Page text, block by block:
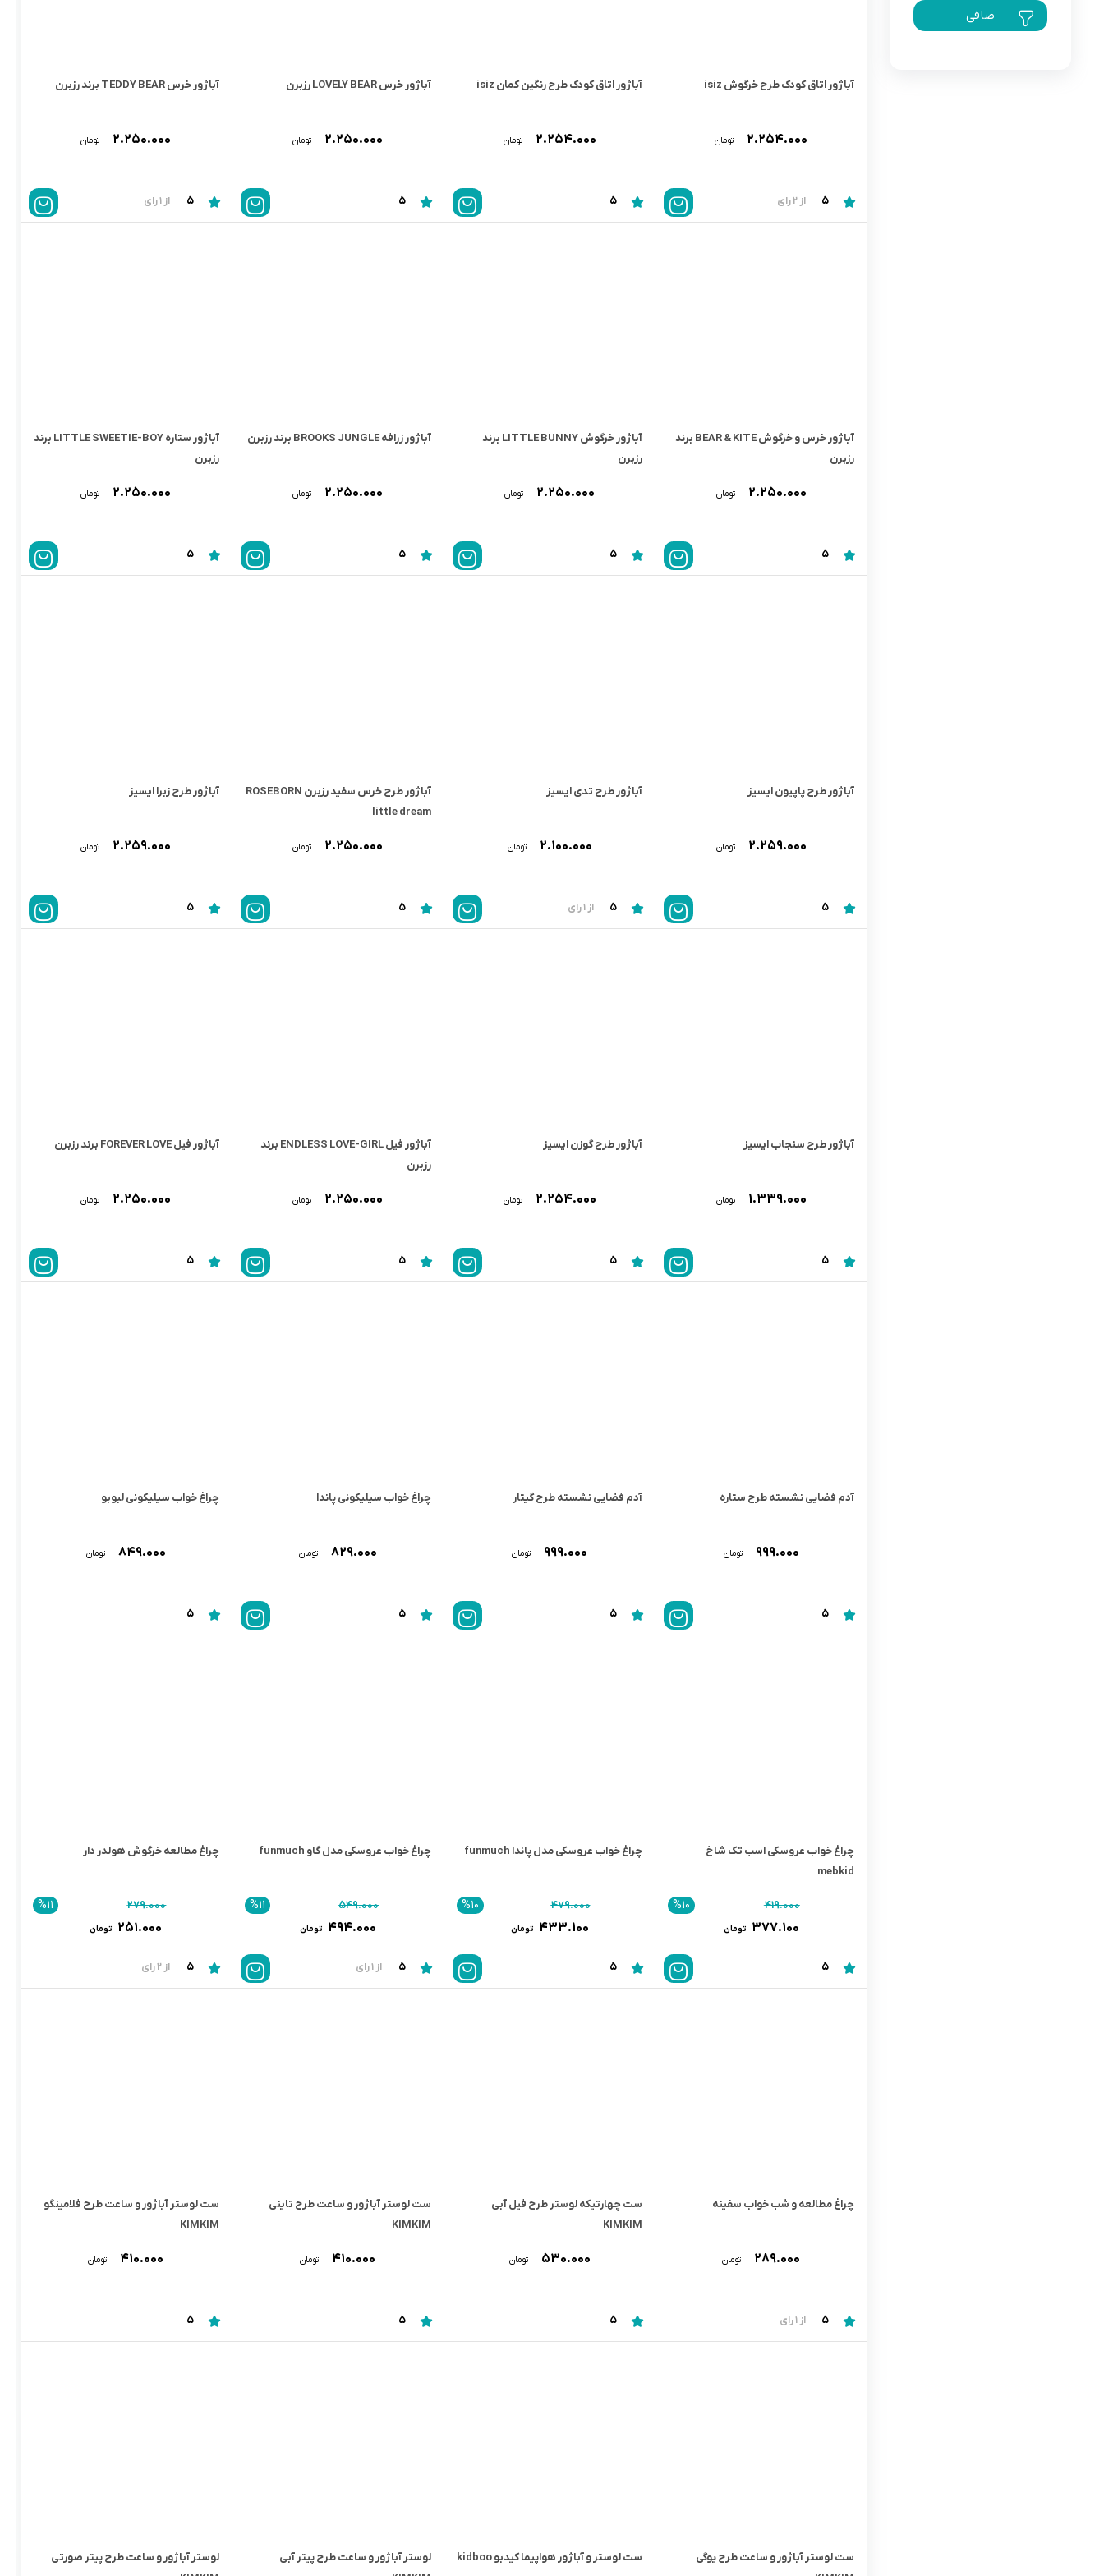
صافی
آباژور اتاق کودک طرح خرگوش isiz
۲.۲۵۴.۰۰۰ تومان
5 از 2 رای
آباژور اتاق کودک طرح رنگین کمان isiz
۲.۲۵۴.۰۰۰ تومان
5
آباژور خرس LOVELY BEAR رزبرن
۲.۲۵۰.۰۰۰ تومان
5
آباژور خرس TEDDY BEAR برند رزبرن
۲.۲۵۰.۰۰۰ تومان
5 از 1 رای
آباژور خرس و خرگوش BEAR & KITE برند
رزبرن
۲.۲۵۰.۰۰۰ تومان
5
آباژور خرگوش LITTLE BUNNY برند
رزبرن
۲.۲۵۰.۰۰۰ تومان
5
آباژور زرافه BROOKS JUNGLE برند رزبرن
۲.۲۵۰.۰۰۰ تومان
5
آباژور ستاره LITTLE SWEETIE-BOY برند
رزبرن
۲.۲۵۰.۰۰۰ تومان
5
آباژور طرح پاپیون ایسیز
۲.۲۵۹.۰۰۰ تومان
5
آباژور طرح تدی ایسیز
۲.۱۰۰.۰۰۰ تومان
5 از 1 رای
آباژور طرح خرس سفيد رزبرن ROSEBORN
little dream
۲.۲۵۰.۰۰۰ تومان
5
آباژور طرح زبرا ایسیز
۲.۲۵۹.۰۰۰ تومان
5
آباژور طرح سنجاب ایسیز
۱.۳۳۹.۰۰۰ تومان
5
آباژور طرح گوزن ایسیز
۲.۲۵۴.۰۰۰ تومان
5
آباژور فیل ENDLESS LOVE-GIRL برند
رزبرن
۲.۲۵۰.۰۰۰ تومان
5
آباژور فیل FOREVER LOVE برند رزبرن
۲.۲۵۰.۰۰۰ تومان
5
آدم فضایی نشسته طرح ستاره
۹۹۹.۰۰۰ تومان
5
آدم فضایی نشسته طرح گیتار
۹۹۹.۰۰۰ تومان
5
چراغ خواب سیلیکونی پاندا
۸۲۹.۰۰۰ تومان
5
چراغ خواب سیلیکونی لبوبو
۸۴۹.۰۰۰ تومان
5
چراغ خواب عروسکی اسب تک شاخ
mebkid
۴۱۹.۰۰۰
۳۷۷.۱۰۰ تومان
%10
5
چراغ خواب عروسکی مدل پاندا funmuch
۴۷۹.۰۰۰
۴۳۳.۱۰۰ تومان
%10
5
چراغ خواب عروسکی مدل گاو funmuch
۵۴۹.۰۰۰
۴۹۴.۰۰۰ تومان
%11
5 از 1 رای
چراغ مطالعه خرگوش هولدر دار
۲۷۹.۰۰۰
۲۵۱.۰۰۰ تومان
%11
5 از 2 رای
چراغ مطالعه و شب خواب سفینه
۲۸۹.۰۰۰ تومان
5 از 1 رای
ست چهارتیکه لوستر طرح فیل آبی
KIMKIM
۵۳۰.۰۰۰ تومان
5
ست لوستر آباژور و ساعت طرح تاینی
KIMKIM
۴۱۰.۰۰۰ تومان
5
ست لوستر آباژور و ساعت طرح فلامینگو
KIMKIM
۴۱۰.۰۰۰ تومان
5
ست لوستر آباژور و ساعت طرح یوگی
ست لوستر و آباژور هواپیما کیدبو kidboo
لوستر آباژور و ساعت طرح پیتر آبی
لوستر آباژور و ساعت طرح پیتر صورتی